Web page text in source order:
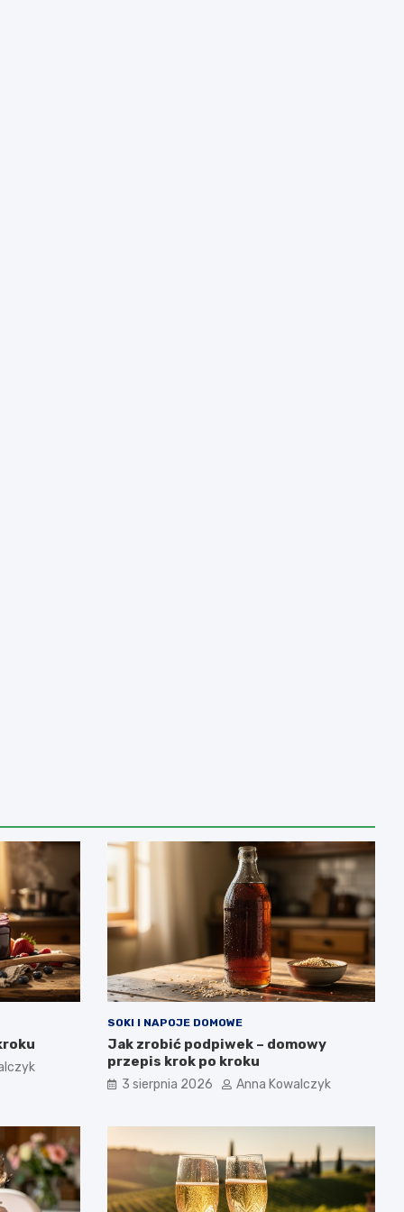
SOKI I NAPOJE DOMOWE
Jak zrobić podpiwek – domowy
przepis krok po kroku
3 sierpnia 2026 Anna Kowalczyk